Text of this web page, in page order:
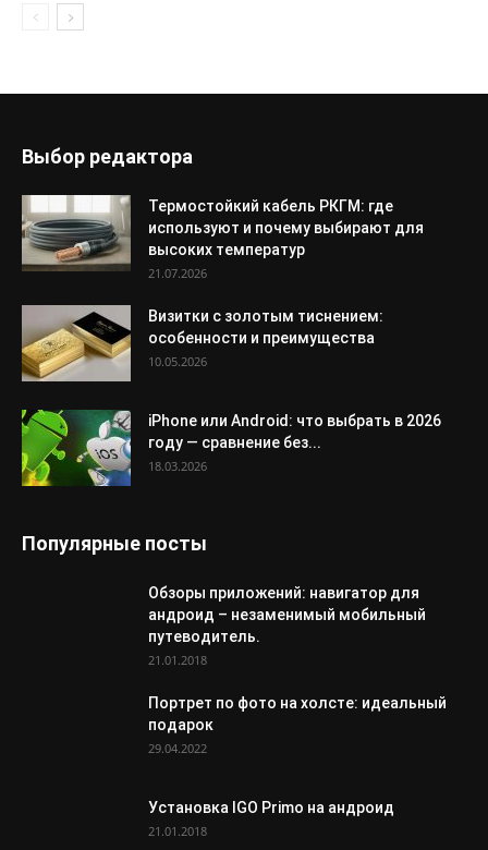
Выбор редактора
Термостойкий кабель РКГМ: где
используют и почему выбирают для
высоких температур
21.07.2026
Визитки с золотым тиснением:
особенности и преимущества
10.05.2026
iPhone или Android: что выбрать в 2026
году — сравнение без...
18.03.2026
Популярные посты
Обзоры приложений: навигатор для
андроид – незаменимый мобильный
путеводитель.
21.01.2018
Портрет по фото на холсте: идеальный
подарок
29.04.2022
Установка IGO Primo на андроид
21.01.2018